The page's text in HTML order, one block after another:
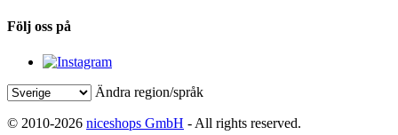
Följ oss på
Ändra region/språk
© 2010-2026 niceshops GmbH - All rights reserved.